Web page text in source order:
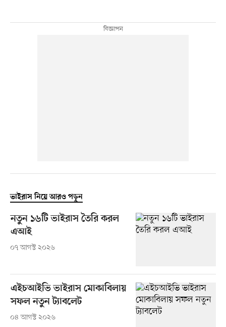
ভাইরাস নিয়ে আরও পড়ুন
নতুন ১৬টি ভাইরাস তৈরি করল
এআই
০৭ আগস্ট ২০২৬
এইচআইভি ভাইরাস মোকাবিলায়
সফল নতুন ট্যাবলেট
০৪ আগস্ট ২০২৬